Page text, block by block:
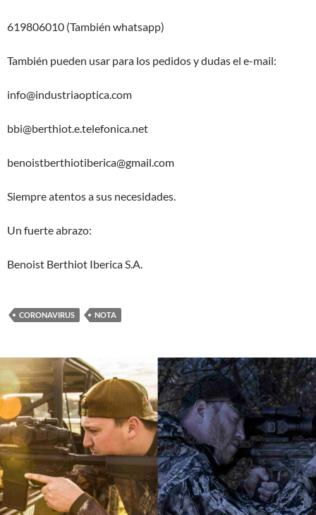
619806010 (También whatsapp)
También pueden usar para los pedidos y dudas el e-mail:
info@industriaoptica.com
bbi@berthiot.e.telefonica.net
benoistberthiotiberica@gmail.com
Siempre atentos a sus necesidades.
Un fuerte abrazo:
Benoist Berthiot Iberica S.A.
CORONAVIRUS NOTA